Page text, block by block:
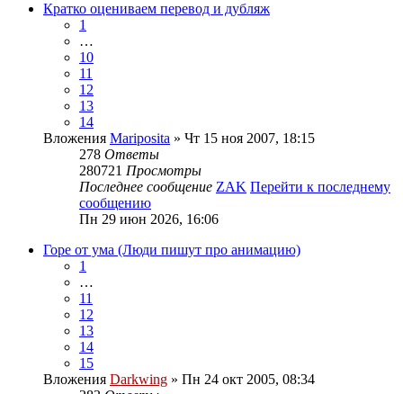
Кратко оцениваем перевод и дубляж
1
…
10
11
12
13
14
Вложения Mariposita » Чт 15 ноя 2007, 18:15
278 Ответы
280721 Просмотры
Последнее сообщение ZAK Перейти к последнему
сообщению
Пн 29 июн 2026, 16:06
Горе от ума (Люди пишут про анимацию)
1
…
11
12
13
14
15
Вложения Darkwing » Пн 24 окт 2005, 08:34